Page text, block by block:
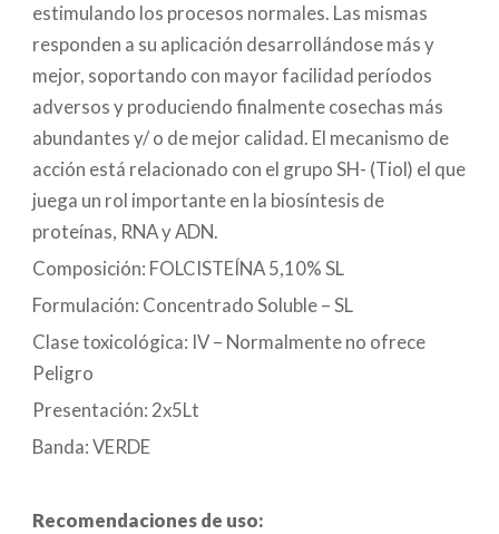
estimulando los procesos normales. Las mismas
responden a su aplicación desarrollándose más y
mejor, soportando con mayor facilidad períodos
adversos y produciendo finalmente cosechas más
abundantes y/ o de mejor calidad. El mecanismo de
acción está relacionado con el grupo SH- (Tiol) el que
juega un rol importante en la biosíntesis de
proteínas, RNA y ADN.
Composición: FOLCISTEÍNA 5,10% SL
Formulación: Concentrado Soluble – SL
Clase toxicológica: IV – Normalmente no ofrece
Peligro
Presentación: 2x5Lt
Banda: VERDE
Recomendaciones de uso: